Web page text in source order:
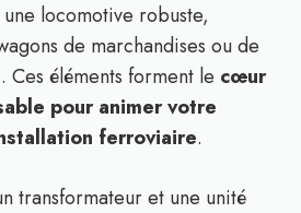
locomotive robuste,
de marchandises ou de
Ces éléments forment le cœur
pour animer votre
ferroviaire.
transformateur et une unité